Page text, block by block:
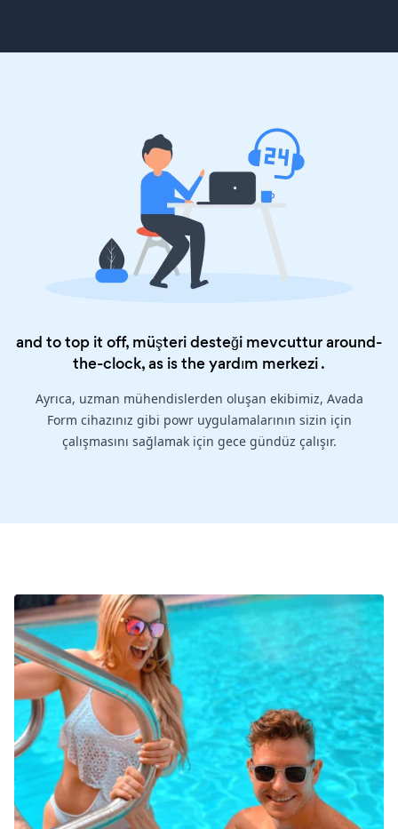
and to top it off, müşteri desteği mevcuttur around-
the-clock, as is theyardım merkezi.
Ayrıca, uzman mühendislerden oluşan ekibimiz, Avada
Form cihazınız gibi powr uygulamalarının sizin için
çalışmasını sağlamak için gece gündüz çalışır.